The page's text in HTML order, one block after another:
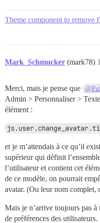
Theme component to remove
Mark_Schmucker (mark78)
Merci, mais je pense que
Admin > Personnaliser >
élément :
et je m’attendais à ce qu’il
supérieur qui définit
l’utilisateur et contient cet
de ce modèle, on pourrait
avatar. (Ou leur nom complet,
Mais je n’arrive toujours pas
de préférences des utilisateurs.